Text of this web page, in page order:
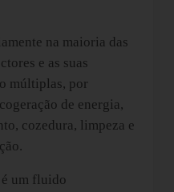
na maioria das
e as suas
múltiplas, por
de energia,
cozedura, limpeza e
é um fluido